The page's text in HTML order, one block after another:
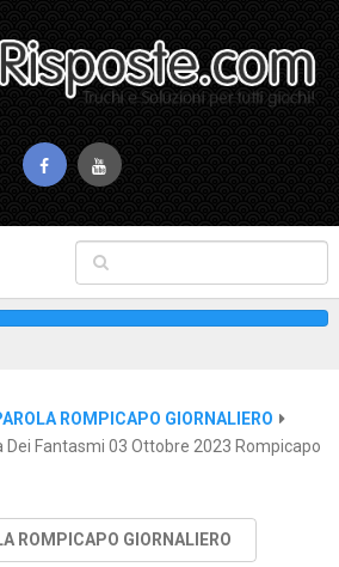
ROMPICAPO GIORNALIERO
Dei Fantasmi 03 Ottobre 2023 Rompicapo
ROMPICAPO GIORNALIERO